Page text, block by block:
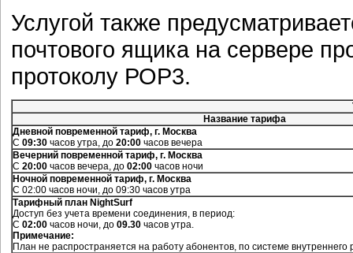
Услугой также
почтового ящика на сервере
протоколу РОР3.
Название тарифа
Дневной повременной тариф, г. Москва
С 09:30 часов утра, до 20:00 часов вечера
Вечерний повременной тариф, г. Москва
С 20:00 часов вечера, до 02:00 часов ночи
Ночной повременной тариф, г. Москва
С 02:00 часов ночи, до 09:30 часов утра
Тарифный план NightSurf
Доступ без учета времени соединения, в период:
С 02:00 часов ночи, до 09.30 часов утра.
Примечание:
План не распространяется на работу абонентов, по системе внутреннего